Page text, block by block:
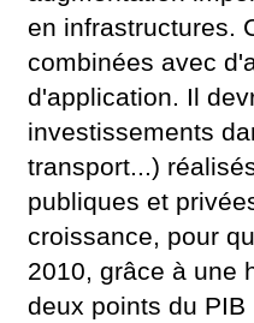
en infrastructures.
combinées avec
d'application. Il
investissements
transport...)
publiques et
croissance, pour
2010, grâce à une
deux points du